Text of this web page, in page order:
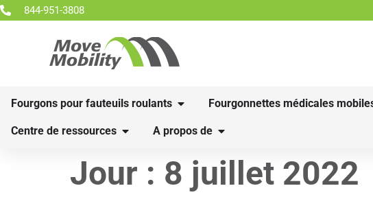
844-951-3808
Fourgons pour fauteuils roulants Fourgonnettes médicales
Centre de ressources A propos de
Jour : 8 juillet 2022